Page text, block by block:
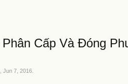
Cấp Và Đóng
,Jun 7, 2016